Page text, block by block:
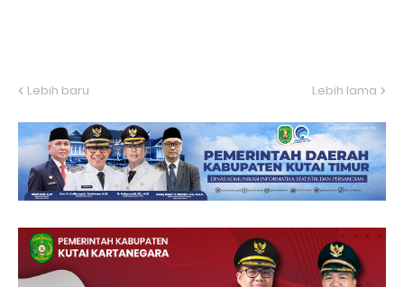
Lebih baru Lebih lama